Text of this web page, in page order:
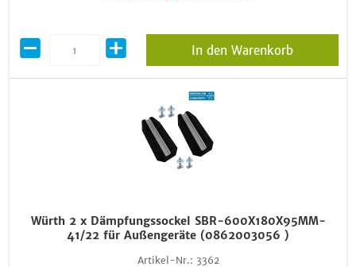
In den Warenkorb
Würth 2 x Dämpfungssockel SBR-600X180X95MM-
41/22 für Außengeräte (0862003056 )
Artikel-Nr.: 3362